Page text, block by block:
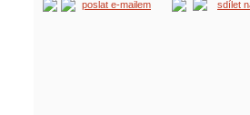
poslat e-mailem sdílet